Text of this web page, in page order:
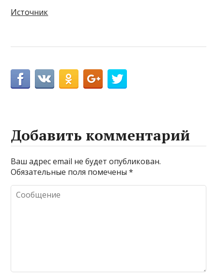
Источник
Добавить комментарий
Ваш адрес email не будет опубликован.
Обязательные поля помечены*